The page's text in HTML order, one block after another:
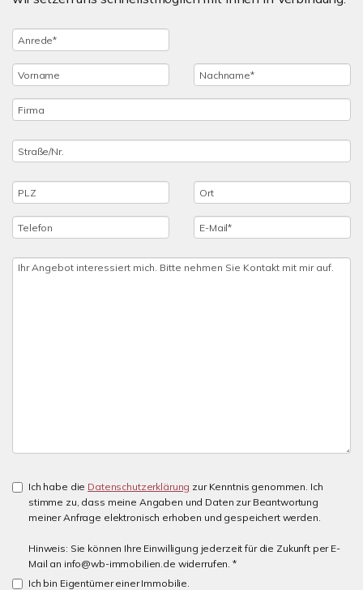
Ich habe die Datenschutzerklärung zur Kenntnis genommen. Ich
stimme zu, dass meine Angaben und Daten zur Beantwortung
meiner Anfrage elektronisch erhoben und gespeichert werden.
Hinweis: Sie können Ihre Einwilligung jederzeit für die Zukunft per E-
Mail an info@wb-immobilien.de widerrufen. *
Ich bin Eigentümer einer Immobilie.